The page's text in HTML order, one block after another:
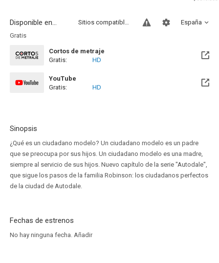
Disponible en... España
Sitios compatibles
Gratis
Cortos de metraje
Gratis:
HD
YouTube
Gratis:
HD
Sinopsis
¿Qué es un ciudadano modelo? Un ciudadano modelo es un padre
que se preocupa por sus hijos. Un ciudadano modelo es una madre,
siempre al servicio de sus hijos. Nuevo capítulo de la serie "Autodale",
que sigue los pasos de la familia Robinson: los ciudadanos perfectos
de la ciudad de Autodale.
Fechas de estrenos
No hay ninguna fecha. Añadir